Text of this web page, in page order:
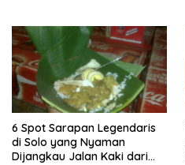
6 Spot Sarapan Legendaris
di Solo yang Nyaman
Dijangkau Jalan Kaki dari